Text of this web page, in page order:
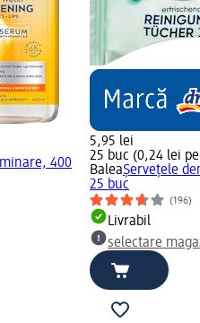
400
5,95 lei
25 buc (0,24 lei
BaleaȘervețele
25 buc
(196)
Livrabil
selectare